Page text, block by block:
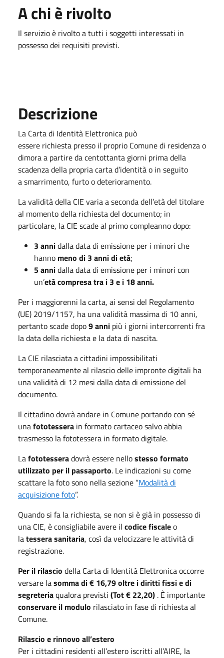
A chi è rivolto
Il servizio è rivolto a tutti i soggetti interessati in
possesso dei requisiti previsti.
Descrizione
La Carta di Identità Elettronica può
essere richiesta presso il proprio Comune di residenza o
dimora a partire da centottanta giorni prima della
scadenza della propria carta d’identità o in seguito
a smarrimento, furto o deterioramento.
La validità della CIE varia a seconda dell’età del titolare
al momento della richiesta del documento; in
particolare, la CIE scade al primo compleanno dopo:
3 annidalla data di emissione per i minori che
hanno meno di 3 anni di età;
5 annidalla data di emissione per i minori con
un’età compresa tra i 3 e i 18 anni.
Per i maggiorenni la carta, ai sensi del Regolamento
(UE) 2019/1157, ha una validità massima di 10 anni,
pertanto scade dopo9 anni più i giorni intercorrenti fra
la data della richiesta e la data di nascita.
La CIE rilasciata a cittadini impossibilitati
temporaneamente al rilascio delle impronte digitali ha
una validità di 12 mesi dalla data di emissione del
documento.
Il cittadino dovrà andare in Comune portando con sé
unafototessera in formato cartaceo salvo abbia
trasmesso la fototessera in formato digitale.
Lafototesseradovrà essere nellostesso formato
utilizzato per il passaporto. Le indicazioni su come
scattare la foto sono nella sezione “Modalità di
acquisizione foto”.
Quando si fa la richiesta, se non si è già in possesso di
una CIE, è consigliabile avere il codice fiscaleo
latessera sanitaria, così da velocizzare le attività di
registrazione.
Per il rilascio della Carta di Identità Elettronica occorre
versare lasomma di € 16,79 oltre i diritti fissi e di
segreteriaqualora previsti (Tot € 22,20) . È importante
conservare il modulo rilasciato in fase di richiesta al
Comune.
Rilascio e rinnovo all’estero
Per i cittadini residenti all’estero iscritti all’AIRE, la